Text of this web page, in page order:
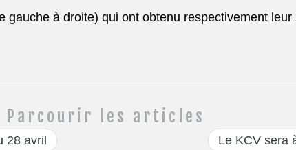
à droite) qui ont obtenu respectivement
Parcourir les articles
28 avril Le KCV sera